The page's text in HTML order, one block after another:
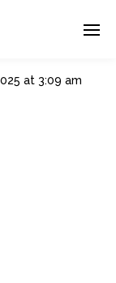
at 3:09 am